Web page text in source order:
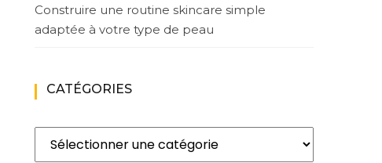
Construire une routine skincare simple
adaptée à votre type de peau
CATÉGORIES
Catégories